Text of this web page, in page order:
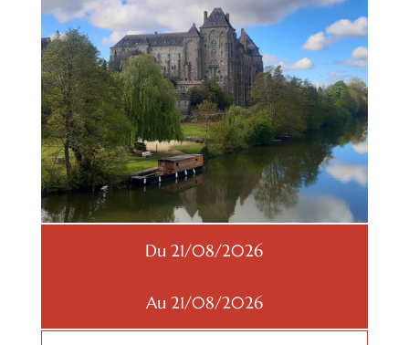
Du 21/08/2026
Au 21/08/2026